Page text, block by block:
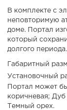
В комплекте с
неповторимую
доме. Портал
который
долгого
Габаритный
Установочный
Портал может
коричневая;
Темный орех.